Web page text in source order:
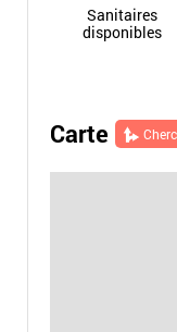
Sanitaires
disponibles
Carte